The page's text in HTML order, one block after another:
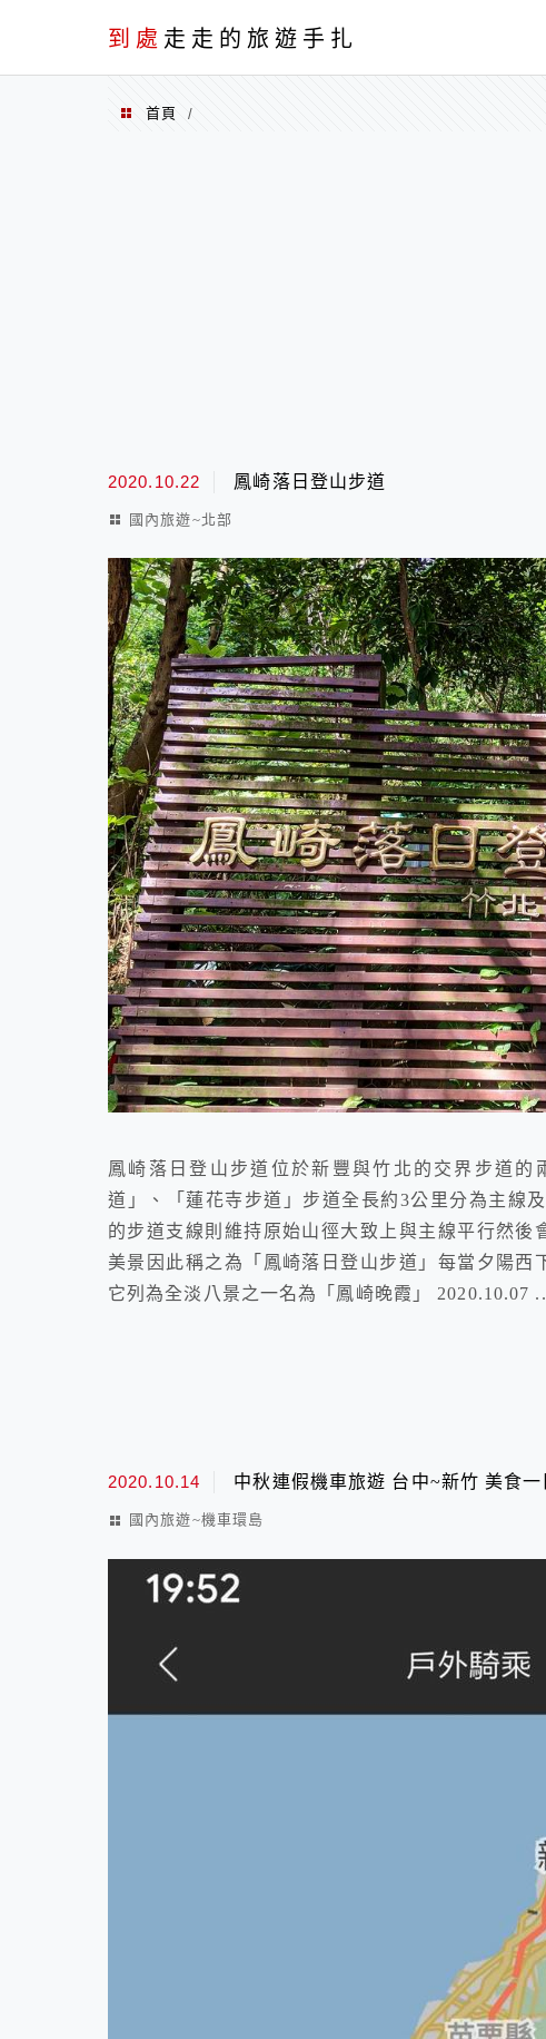
到處 走走的旅遊手扎
首頁 /
2020.10.22 鳳崎落日登山步道
國內旅遊~北部
鳳崎落日登山步道位於新豐與竹北的交界步道
道」、「蓮花寺步道」步道全長約3公里分為主線
的步道支線則維持原始山徑大致上與主線平行然後
美景因此稱之為「鳳崎落日登山步道」每當夕陽
它列為全淡八景之一名為「鳳崎晚霞」 2020.10.07
2020.10.14 中秋連假機車旅遊 台中~新竹 美食一
國內旅遊~機車環島